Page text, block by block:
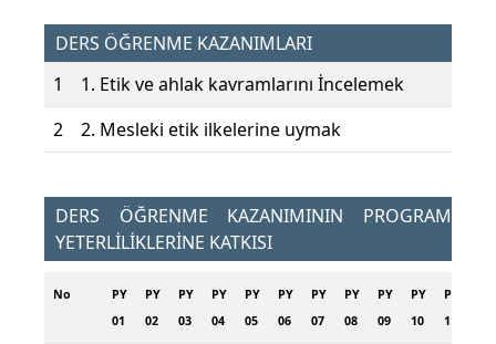
DERS ÖĞRENME KAZANIMLARI
1
1. Etik ve ahlak kavramlarını İncelemek
2
2. Mesleki etik ilkelerine uymak
DERS ÖĞRENME KAZANIMININ PROGRAM
YETERLİLİKLERİNE KATKISI
No
PY
01
PY
02
PY
03
PY
04
PY
05
PY
06
PY
07
PY
08
PY
09
PY
10
PY
11